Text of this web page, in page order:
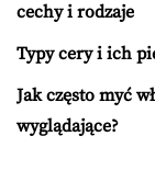
cechy i rodzaje
Typy cery i ich
Jak często myć
wyglądające?